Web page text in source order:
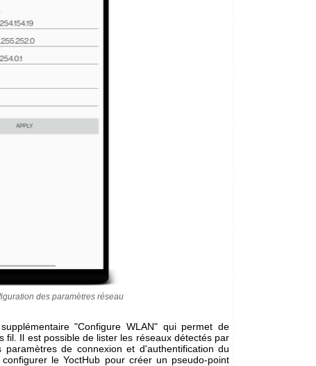
des paramètres réseau
"Configure WLAN" qui permet de
fil. Il est possible de lister les réseaux détectés par
de connexion et d'authentification du
le YoctHub pour créer un pseudo-point